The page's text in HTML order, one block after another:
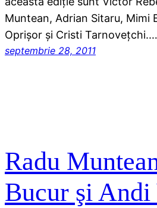
Muntean, Adrian Sitaru, Mimi
Oprişor şi Cristi Tarnoveţchi.…
septembrie 28, 2011
Radu
Bucur şi Andi